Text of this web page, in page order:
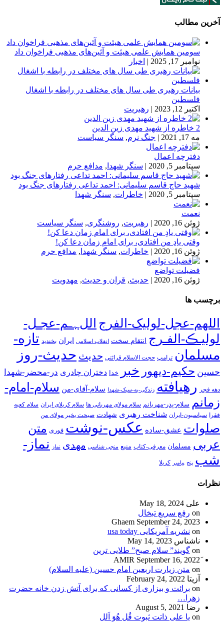
آخرین مطالب
سومین همایش علمی هیئت و آئین‌های مذهبی فراخوان داد
نوامبر 17, 2025
| اخبار
بیانات رهبری طی سال های مختلف در رابطه با اشغال
فلسطین
اکتبر 12, 2023
| رهبریت
2 خاطره از شهید مهدی زین الدین
مه 17, 2021
| جنگ نرم, سنگر سیاست
دفترچه اعمال
سپتامبر 5, 2020
| سنگر شهدا , مدافع حرم
شهید حاج قاسم سلیمانی: احمد تداعی رفتارهای جنگ بود
سپتامبر 5, 2020
| خاطرات, سنگر شهدا
نعمت
ژوئن 16, 2020
| رهبریت, روشنگری, سنگر سیاست
وقتی یادِ من افتادی، برای امام زمان دعا کن!
ژوئن 16, 2020
| خاطرات, سنگر شهدا , مدافع حرم
فضیلت تواضع
ژوئن 16, 2020
| حدیث, قران و حدیث, مهدویت
برچسب ها
اللهم-عجل-لولیک-الفرج اللﮩـم-عجـل-
لولیـڪ-الفـرج انتقام سخت انقلاب اسلامی ایران بخندید تازه-
مسلمان ترامپ حجت الاسلام قرائتی حدیث حدیث-روز
حسین حکیم-دیهور خبر خدا دختران چادری در-محضر-شهدا
دهه فجر رهیافته زندگی-به-سبک-شهدا سلام-آقای-من سلام-امام-
زمانم سلام-پدر-مهربانم سلام مولای مهربانی ها سلام کربلای ایران سلام کعبه
فقرا سیاسیون-ایران شناخت رهبری شهادت صبحت بخیر مولای من
صلوات عشق-ساده عکس-نوشت فوری متن
عربی مسلمان معرفی-کتاب منبع منجی شناسی مهدی نماز
نماز-
شب پنج پیامبر کربلا
نظرات
علی May 18, 2024
on رفع سریع تبخال
Ghaem September 24, 2023
on نشریه آمریکایی usa today
ناشناس May 14, 2023
on گویند” سلام صبح” طلایی ترین
September 16, 2022
on متن زیارت اربعین امام حسین (علیه السلام)
آزیتا February 24, 2022
on برائت و بیزاری از کسانی که برای آتش زدن خانه حضرت
زهرا…
رضا August 5, 2021
on یا علی ذاتت ثبوت قُل هُوَ اَلل